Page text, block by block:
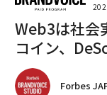
Web3は社会
コイン、
Forbes